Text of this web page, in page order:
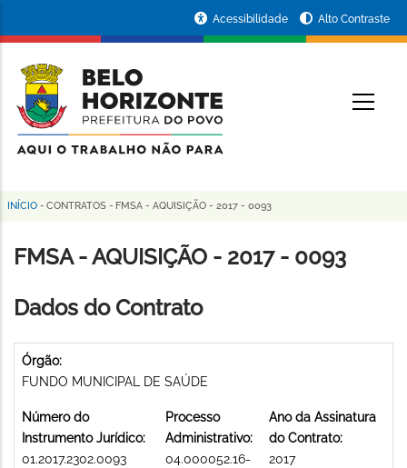
conteúdo
principal
da
Prefeitura
de
Horizonte
Acessibilidade Alto Contraste
Trilha
de
INÍCIO - CONTRATOS - FMSA - AQUISIÇÃO - 2017 - 0093
FMSA - AQUISIÇÃO - 2017 - 0093
Dados do Contrato
Órgão:
FUNDO MUNICIPAL DE SAÚDE
Número do
Instrumento Jurídico:
01.2017.2302.0093
Processo
Administrativo:
04.000052.16-
Ano da Assinatura
do Contrato:
2017